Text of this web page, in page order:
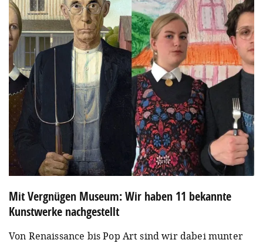
Mit Vergnügen Museum: Wir haben 11 bekannte
Kunstwerke nachgestellt
Von Renaissance bis Pop Art sind wir dabei munter